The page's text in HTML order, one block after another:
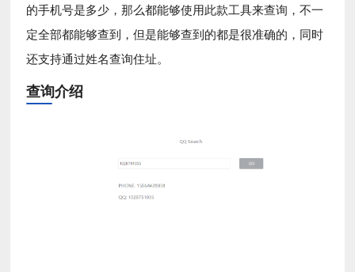
的手机号是多少，那么都能够使用此款工具来查询，不一
定全部都能够查到，但是能够查到的都是很准确的，同时
还支持通过姓名查询住址。
查询介绍